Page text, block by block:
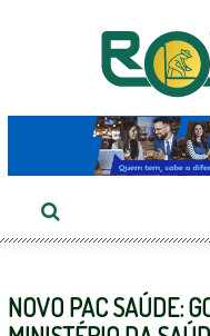
NOVO PAC SAÚDE: